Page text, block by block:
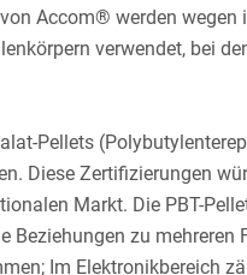
Accom® werden wegen
verwendet, bei
Pellets
Diese Zertifizierungen
Markt. Die PBT-
zu mehreren
Im Elektronikbereich